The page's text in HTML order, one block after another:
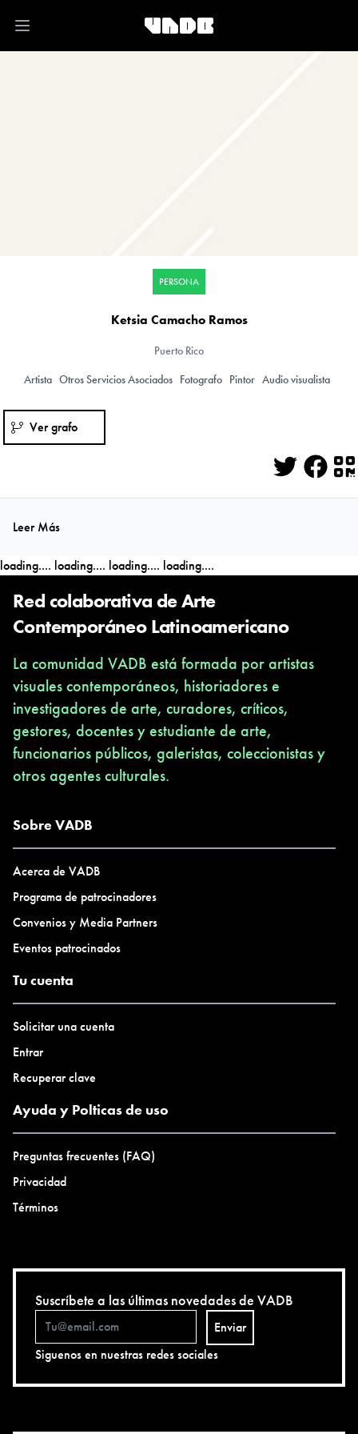
Open main menu
PERSONA
Ketsia Camacho Ramos
Puerto Rico
Artista Otros Servicios Asociados Fotografo Pintor Audio visualista
Ver grafo
Twitter
Leer Más
loading.... loading.... loading.... loading....
Red colaborativa de Arte
Contemporáneo Latinoamericano
La comunidad VADB está formada por artistas
visuales contemporáneos, historiadores e
investigadores de arte, curadores, críticos,
gestores, docentes y estudiante de arte,
funcionarios públicos, galeristas, coleccionistas y
otros agentes culturales.
Sobre VADB
Acerca de VADB
Programa de patrocinadores
Convenios y Media Partners
Eventos patrocinados
Tu cuenta
Solicitar una cuenta
Entrar
Recuperar clave
Ayuda y Polticas de uso
Preguntas frecuentes (FAQ)
Privacidad
Términos
Suscríbete a las últimas novedades de VADB
Enviar
Siguenos en nuestras redes sociales